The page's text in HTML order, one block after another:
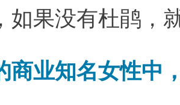
如果没有杜鹃，
商业知名女性中